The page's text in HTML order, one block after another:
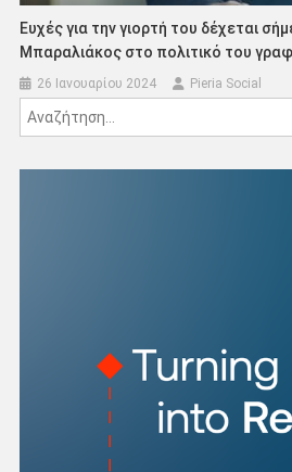
Ευχές για την γιορτή του δέχεται
Μπαραλιάκος στο πολιτικό του
26 Ιανουαρίου 2024 Pieria Social